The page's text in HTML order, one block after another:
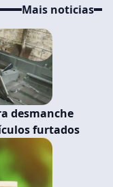
Mais noticias
desmanche
furtados